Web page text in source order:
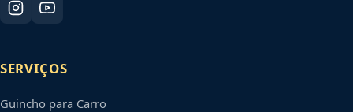
SERVIÇOS
Guincho para Carro